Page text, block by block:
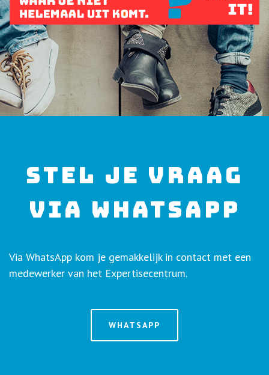
STEL JE VRAAG
VIA WHATSAPP
Via WhatsApp kom je gemakkelijk in contact met een
medewerker van het Expertisecentrum.
WHATSAPP